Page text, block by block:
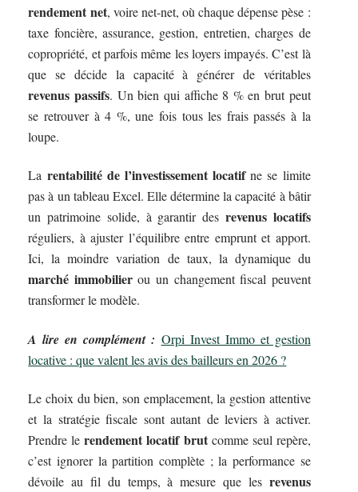
rendement net, voire net-net, où chaque dépense pèse :
taxe foncière, assurance, gestion, entretien, charges de
copropriété, et parfois même les loyers impayés. C’est là
que se décide la capacité à générer de véritables
revenus passifs. Un bien qui affiche 8 % en brut peut
se retrouver à 4 %, une fois tous les frais passés à la
loupe.
La rentabilité de l’investissement locatifne se limite
pas à un tableau Excel. Elle détermine la capacité à bâtir
un patrimoine solide, à garantir des revenus locatifs
réguliers, à ajuster l’équilibre entre emprunt et apport.
Ici, la moindre variation de taux, la dynamique du
marché immobilierou un changement fiscal peuvent
transformer le modèle.
A lire en complément : Orpi Invest Immo et gestion
locative : que valent les avis des bailleurs en 2026 ?
Le choix du bien, son emplacement, la gestion attentive
et la stratégie fiscale sont autant de leviers à activer.
Prendre lerendement locatif brutcomme seul repère,
c’est ignorer la partition complète ; la performance se
dévoile au fil du temps, à mesure que les revenus